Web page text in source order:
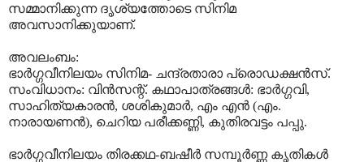
സമ്മാനിക്കുന്ന ദൃശ്യത്തോടെ സിനിമ
അവസാനിക്കുയാണ്.
അവലംബം:
ഭാർഗ്ഗവീനിലയം സിനിമ- ചന്ദ്രതാരാ പ്രൊഡക്ഷൻസ്.
സംവിധാനം: വിൻസന്റ്. കഥാപാത്രങ്ങൾ: ഭാർഗ്ഗവി,
സാഹിത്യകാരൻ, ശശികുമാർ, എം എൻ (എം.
നാരായണൻ), ചെറിയ പരീക്കണ്ണി, കുതിരവട്ടം പപ്പു.
ഭാർഗ്ഗവീനിലയം തിരക്കഥ-ബഷീർ സമ്പൂർണ്ണ കൃതികൾ